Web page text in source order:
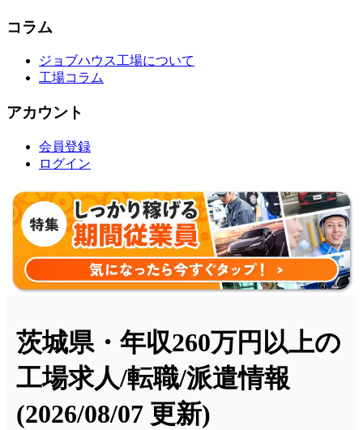
コラム
ジョブハウス工場について
工場コラム
アカウント
会員登録
ログイン
茨城県・年収260万円以上の
工場求人/転職/派遣情報
(2026/08/07 更新)